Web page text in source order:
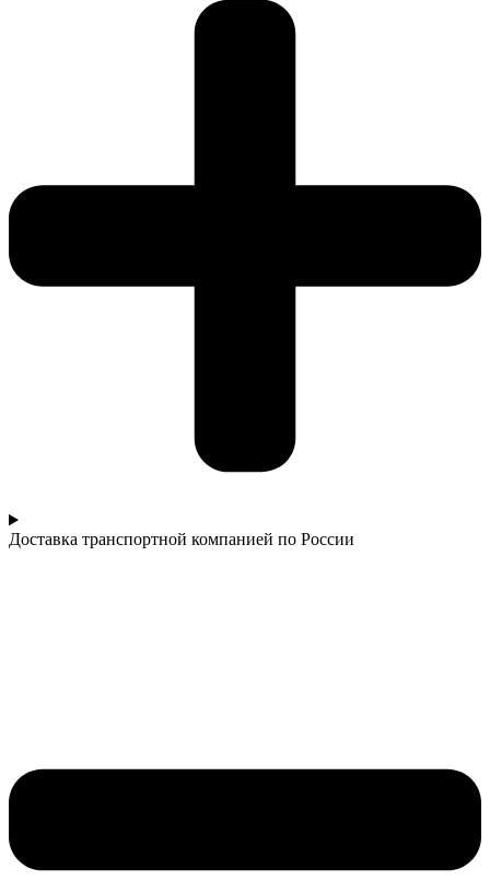
Доставка транспортной компанией по России